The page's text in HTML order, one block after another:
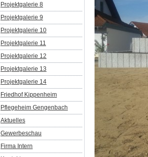
Projektgalerie 8
Projektgalerie 9
Projektgalerie 10
Projektgalerie 11
Projektgalerie 12
Projektgalerie 13
Projektgalerie 14
Friedhof Kippenheim
Pflegeheim Gengenbach
Aktuelles
Gewerbeschau
Firma Intern